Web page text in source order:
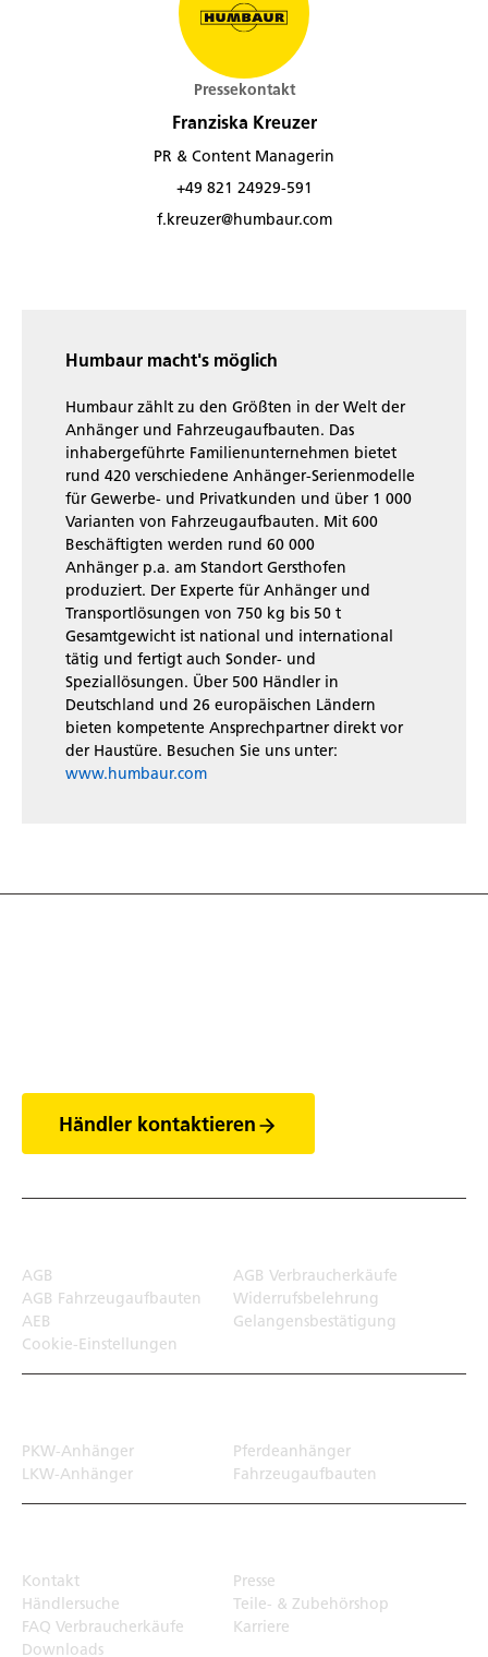
Pressekontakt
Franziska Kreuzer
PR & Content Managerin
+49 821 24929-591
f.kreuzer@humbaur.com
Humbaur macht's möglich
Humbaur zählt zu den Größten in der Welt der
Anhänger und Fahrzeugaufbauten. Das
inhabergeführte Familienunternehmen bietet
rund 420 verschiedene Anhänger-Serienmodelle
für Gewerbe- und Privatkunden und über 1 000
Varianten von Fahrzeugaufbauten. Mit 600
Beschäftigten werden rund 60 000
Anhänger p.a. am Standort Gersthofen
produziert. Der Experte für Anhänger und
Transportlösungen von 750 kg bis 50 t
Gesamtgewicht ist national und international
tätig und fertigt auch Sonder- und
Speziallösungen. Über 500 Händler in
Deutschland und 26 europäischen Ländern
bieten kompetente Ansprechpartner direkt vor
der Haustüre. Besuchen Sie uns unter:
www.humbaur.com
Händler kontaktieren
AGB
AGB Verbraucherkäufe
AGB Fahrzeugaufbauten
Widerrufsbelehrung
AEB
Gelangensbestätigung
Cookie-Einstellungen
PKW-Anhänger
Pferdeanhänger
LKW-Anhänger
Fahrzeugaufbauten
Kontakt
Presse
Händlersuche
Teile- & Zubehörshop
FAQ Verbraucherkäufe
Karriere
Downloads